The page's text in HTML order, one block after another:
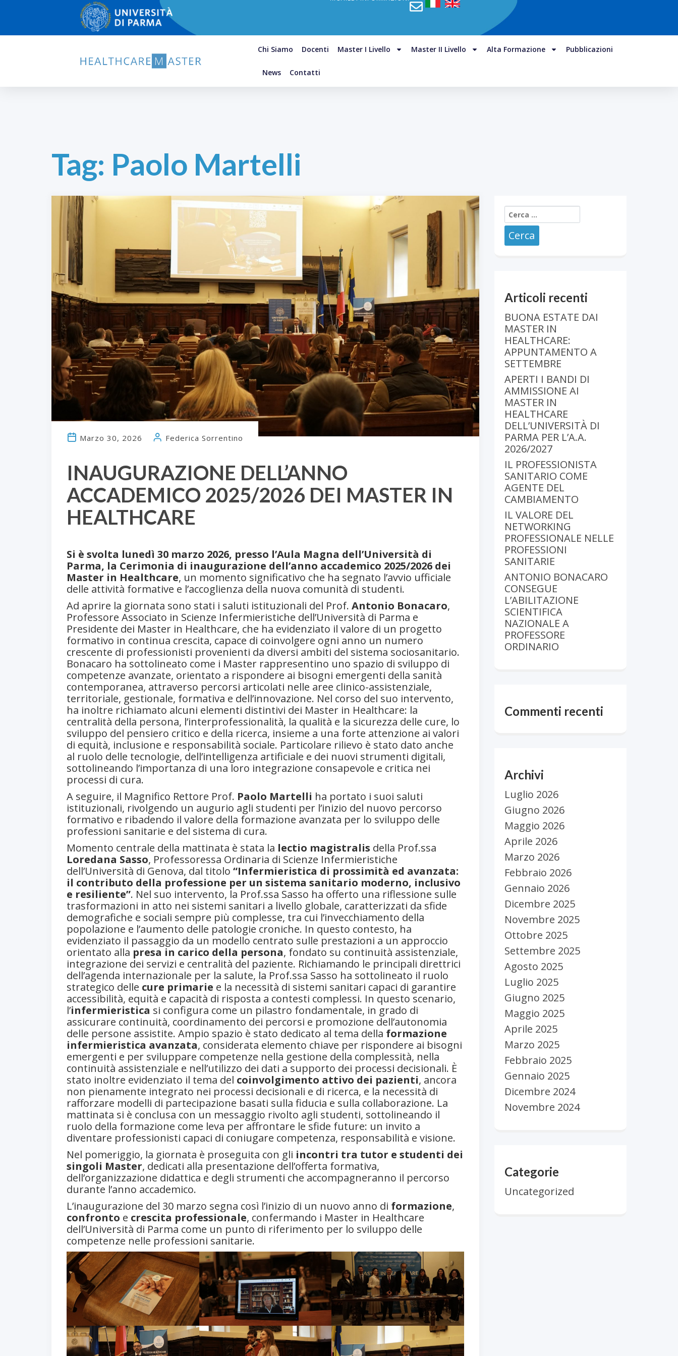
Chi Siamo Docenti Master I Livello Master II Livello Alta Formazione Pubblicazioni
News Contatti
Tag: Paolo Martelli
INAUGURAZIONE DELL’ANNO
ACCADEMICO 2025/2026 DEI MASTER IN
HEALTHCARE
Marzo 30, 2026 Federica Sorrentino
Si è svolta lunedì 30 marzo 2026, presso l’Aula Magna dell’Università di
Parma, la Cerimonia di inaugurazione dell’anno accademico 2025/2026 dei
Master in Healthcare, un momento significativo che ha segnato l’avvio ufficiale
delle attività formative e l’accoglienza della nuova comunità di studenti.
Ad aprire la giornata sono stati i saluti istituzionali del Prof. Antonio Bonacaro,
Professore Associato in Scienze Infermieristiche dell’Università di Parma e
Presidente dei Master in Healthcare, che ha evidenziato il valore di un progetto
formativo in continua crescita, capace di coinvolgere ogni anno un numero
crescente di professionisti provenienti da diversi ambiti del sistema sociosanitario.
Bonacaro ha sottolineato come i Master rappresentino uno spazio di sviluppo di
competenze avanzate, orientato a rispondere ai bisogni emergenti della sanità
contemporanea, attraverso percorsi articolati nelle aree clinico-assistenziale,
territoriale, gestionale, formativa e dell’innovazione. Nel corso del suo intervento,
ha inoltre richiamato alcuni elementi distintivi dei Master in Healthcare: la
centralità della persona, l’interprofessionalità, la qualità e la sicurezza delle cure, lo
sviluppo del pensiero critico e della ricerca, insieme a una forte attenzione ai valori
di equità, inclusione e responsabilità sociale. Particolare rilievo è stato dato anche
al ruolo delle tecnologie, dell’intelligenza artificiale e dei nuovi strumenti digitali,
sottolineando l’importanza di una loro integrazione consapevole e critica nei
processi di cura.
A seguire, il Magnifico Rettore Prof. Paolo Martelli ha portato i suoi saluti
istituzionali, rivolgendo un augurio agli studenti per l’inizio del nuovo percorso
formativo e ribadendo il valore della formazione avanzata per lo sviluppo delle
professioni sanitarie e del sistema di cura.
Momento centrale della mattinata è stata la lectio magistralis della Prof.ssa
Loredana Sasso, Professoressa Ordinaria di Scienze Infermieristiche
dell’Università di Genova, dal titolo “Infermieristica di prossimità ed avanzata:
il contributo della professione per un sistema sanitario moderno, inclusivo
e resiliente”. Nel suo intervento, la Prof.ssa Sasso ha offerto una riflessione sulle
trasformazioni in atto nei sistemi sanitari a livello globale, caratterizzati da sfide
demografiche e sociali sempre più complesse, tra cui l’invecchiamento della
popolazione e l’aumento delle patologie croniche. In questo contesto, ha
evidenziato il passaggio da un modello centrato sulle prestazioni a un approccio
orientato alla presa in carico della persona, fondato su continuità assistenziale,
integrazione dei servizi e centralità del paziente. Richiamando le principali direttrici
dell’agenda internazionale per la salute, la Prof.ssa Sasso ha sottolineato il ruolo
strategico delle cure primarie e la necessità di sistemi sanitari capaci di garantire
accessibilità, equità e capacità di risposta a contesti complessi. In questo scenario,
l’infermieristica si configura come un pilastro fondamentale, in grado di
assicurare continuità, coordinamento dei percorsi e promozione dell’autonomia
delle persone assistite. Ampio spazio è stato dedicato al tema della formazione
infermieristica avanzata, considerata elemento chiave per rispondere ai bisogni
emergenti e per sviluppare competenze nella gestione della complessità, nella
continuità assistenziale e nell’utilizzo dei dati a supporto dei processi decisionali. È
stato inoltre evidenziato il tema del coinvolgimento attivo dei pazienti, ancora
non pienamente integrato nei processi decisionali e di ricerca, e la necessità di
rafforzare modelli di partecipazione basati sulla fiducia e sulla collaborazione. La
mattinata si è conclusa con un messaggio rivolto agli studenti, sottolineando il
ruolo della formazione come leva per affrontare le sfide future: un invito a
diventare professionisti capaci di coniugare competenza, responsabilità e visione.
Nel pomeriggio, la giornata è proseguita con gli incontri tra tutor e studenti dei
singoli Master, dedicati alla presentazione dell’offerta formativa,
dell’organizzazione didattica e degli strumenti che accompagneranno il percorso
durante l’anno accademico.
L’inaugurazione del 30 marzo segna così l’inizio di un nuovo anno di formazione,
confronto e crescita professionale, confermando i Master in Healthcare
dell’Università di Parma come un punto di riferimento per lo sviluppo delle
competenze nelle professioni sanitarie.
Articoli recenti
BUONA ESTATE DAI
MASTER IN
HEALTHCARE:
APPUNTAMENTO A
SETTEMBRE
APERTI I BANDI DI
AMMISSIONE AI
MASTER IN
HEALTHCARE
DELL’UNIVERSITÀ DI
PARMA PER L’A.A.
2026/2027
IL PROFESSIONISTA
SANITARIO COME
AGENTE DEL
CAMBIAMENTO
IL VALORE DEL
NETWORKING
PROFESSIONALE NELLE
PROFESSIONI
SANITARIE
ANTONIO BONACARO
CONSEGUE
L’ABILITAZIONE
SCIENTIFICA
NAZIONALE A
PROFESSORE
ORDINARIO
Commenti recenti
Archivi
Luglio 2026
Giugno 2026
Maggio 2026
Aprile 2026
Marzo 2026
Febbraio 2026
Gennaio 2026
Dicembre 2025
Novembre 2025
Ottobre 2025
Settembre 2025
Agosto 2025
Luglio 2025
Giugno 2025
Maggio 2025
Aprile 2025
Marzo 2025
Febbraio 2025
Gennaio 2025
Dicembre 2024
Novembre 2024
Categorie
Uncategorized